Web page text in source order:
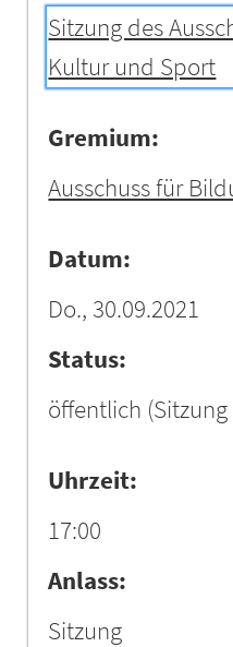
Sitzung des
Kultur und Sport
Gremium:
Ausschuss für
Datum:
Do., 30.09.2021
Status:
öffentlich
Uhrzeit:
17:00
Anlass:
Sitzung